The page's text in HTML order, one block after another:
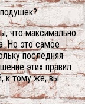
что максимально
Но это самое
последняя
этих правил
к тому же, вы